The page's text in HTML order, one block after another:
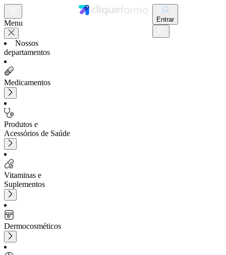
Menu
Nossos
departamentos
Medicamentos
Produtos e
Acessórios de Saúde
Vitaminas e
Suplementos
Dermocosméticos
Entrar